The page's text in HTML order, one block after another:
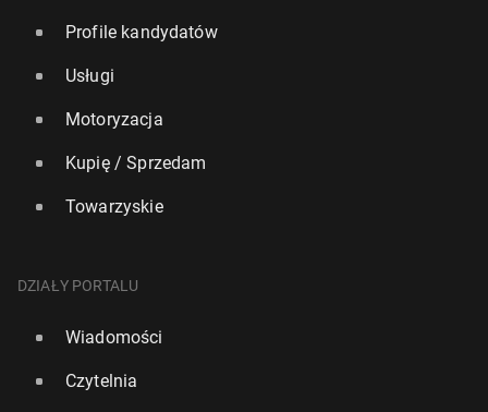
Profile kandydatów
Usługi
Motoryzacja
Kupię / Sprzedam
Towarzyskie
DZIAŁY PORTALU
Wiadomości
Czytelnia